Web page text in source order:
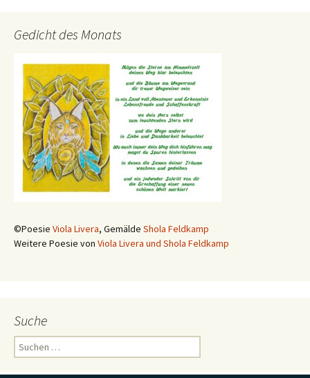
Gedicht des Monats
©Poesie Viola Livera, Gemälde Shola Feldkamp
Weitere Poesie von Viola Livera und Shola Feldkamp
Suche
Suchen
nach: